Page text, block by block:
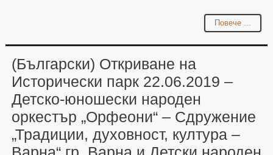
Повече ...
(Български) Откриване на
Исторически парк 22.06.2019 –
Детско-юношески народен
оркестър „Орфеони“ – Сдружение
„Традиции, духовност, култура –